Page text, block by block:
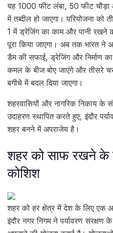
यह 1000 फीट लंबा, 50 फीट
में तब्दील हो जाएगा। परियोजना को
1 में ड्रेजिंग का काम और पानी
पूरा किया जाएगा। अब तक भारत ने
डैम की सफाई, ड्रेजिंग और निर्माण
कमल के बीज बोए जाएंगे और तीसरे
बगीचे में बदल दिया जाएगा।
शहरवासियों और नागरिक निकाय के
उदाहरण स्थापित करते हुए, इंदौर
शहर बनने में अपराजेय है।
शहर को साफ रखने के
कोशिश
शहर को हर क्षेत्र में देश के लिए एक
इंदौर नगर निगम ने पर्यावरण